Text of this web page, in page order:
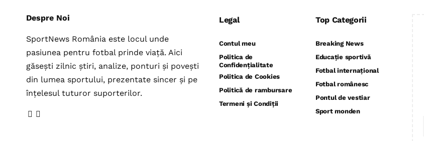
Despre Noi
SportNews România este locul unde
pasiunea pentru fotbal prinde viață. Aici
găsești zilnic știri, analize, ponturi și povești
din lumea sportului, prezentate sincer și pe
înțelesul tuturor suporterilor.
Legal
Contul meu
Politica de
Confidențialitate
Politica de Cookies
Politică de rambursare
Termeni și Condiții
Top Categorii
Breaking News
Educație sportivă
Fotbal internațional
Fotbal românesc
Pontul de vestiar
Sport monden